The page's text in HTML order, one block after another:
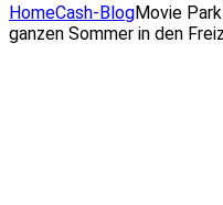
HomeCash-BlogMovie
ganzen Sommer in den